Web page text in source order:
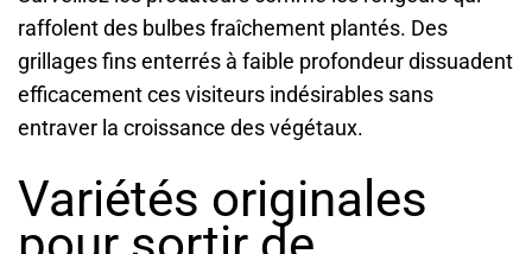
raffolent des bulbes fraîchement plantés. Des
grillages fins enterrés à faible profondeur dissuadent
efficacement ces visiteurs indésirables sans
entraver la croissance des végétaux.
Variétés originales